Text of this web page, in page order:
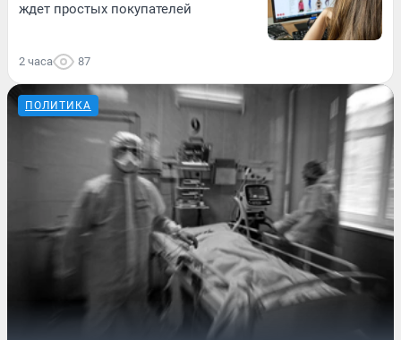
ждет простых покупателей
2 часа 87
ПОЛИТИКА